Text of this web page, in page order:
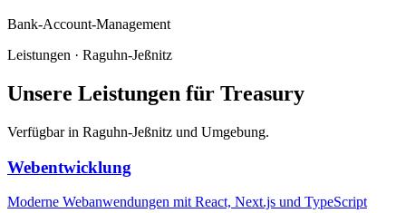
Bank-Account-Management
Leistungen · Raguhn-Jeßnitz
Unsere Leistungen für Treasury
Verfügbar in Raguhn-Jeßnitz und Umgebung.
Webentwicklung
Moderne Webanwendungen mit React, Next.js und TypeScript